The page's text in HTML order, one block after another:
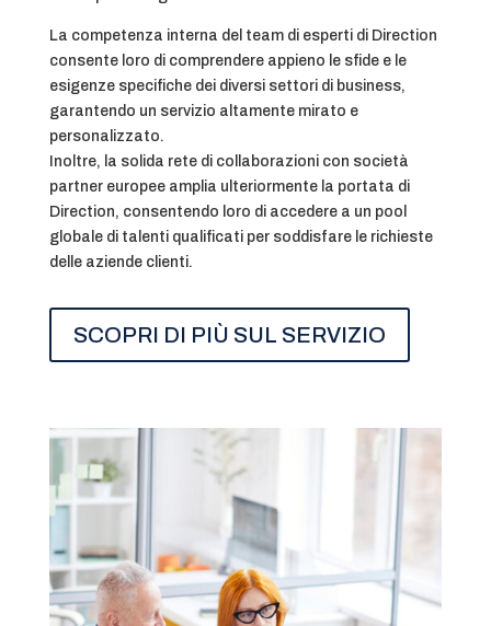
La competenza interna del team di esperti di Direction
consente loro di comprendere appieno le sfide e le
esigenze specifiche dei diversi settori di business,
garantendo un servizio altamente mirato e
personalizzato.
Inoltre, la solida rete di collaborazioni con società
partner europee amplia ulteriormente la portata di
Direction, consentendo loro di accedere a un pool
globale di talenti qualificati per soddisfare le richieste
delle aziende clienti.
SCOPRI DI PIÙ SUL SERVIZIO